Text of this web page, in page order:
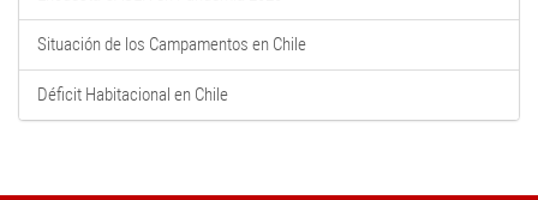
Situación de los Campamentos en Chile
Déficit Habitacional en Chile